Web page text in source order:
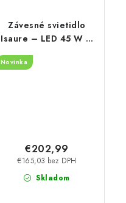
Závesné svietidlo
Isaure – LED 45 W –
Novinka
Skladom
€165,03 bez DPH
€202,99